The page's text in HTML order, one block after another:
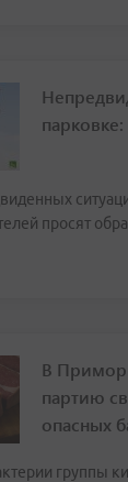
парковке:
просят
В
партию
опасных
группы